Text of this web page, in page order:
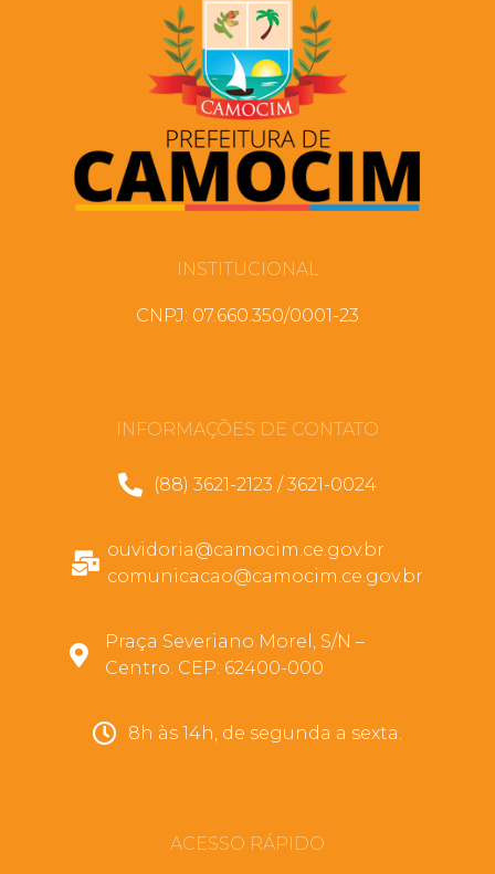
INSTITUCIONAL
CNPJ: 07.660.350/0001-23
INFORMAÇÕES DE CONTATO
(88) 3621-2123 / 3621-0024
ouvidoria@camocim.ce.gov.br
comunicacao@camocim.ce.gov.br
Praça Severiano Morel, S/N –
Centro. CEP: 62400-000
8h às 14h, de segunda a sexta.
ACESSO RÁPIDO